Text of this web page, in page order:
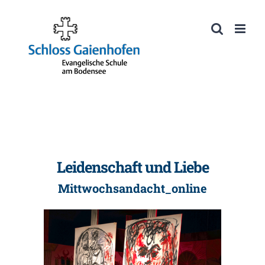
Werkzeugleiste öffnen
springen
Leidenschaft und Liebe
Mittwochsandacht_online